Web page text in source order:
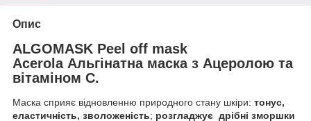
Опис
ALGOMASK Peel off mask
Acerola Альгінатна маска з Ацеролою та
вітаміном С.
Маска сприяє відновленню природного стану шкіри: тонус,
еластичність, зволоженість; розгладжує дрібні зморшки